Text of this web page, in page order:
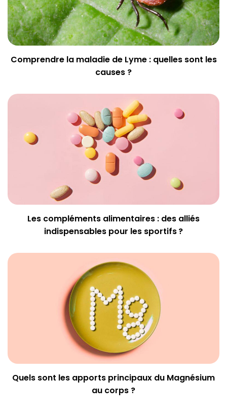
Comprendre la maladie de Lyme : quelles sont les
causes ?
Les compléments alimentaires : des alliés
indispensables pour les sportifs ?
Quels sont les apports principaux du Magnésium
au corps ?